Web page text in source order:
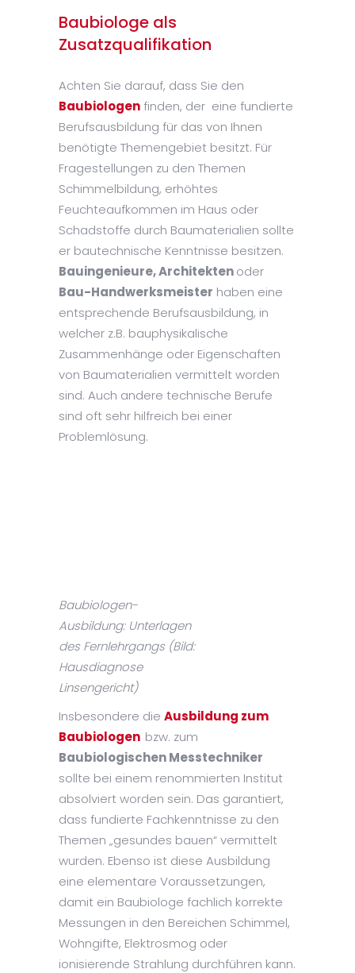
Baubiologe als
Zusatzqualifikation
Achten Sie darauf, dass Sie den
Baubiologenfinden, der eine fundierte
Berufsausbildung für das von Ihnen
benötigte Themengebiet besitzt. Für
Fragestellungen zu den Themen
Schimmelbildung, erhöhtes
Feuchteaufkommen im Haus oder
Schadstoffe durch Baumaterialien sollte
er bautechnische Kenntnisse besitzen.
Bauingenieure, Architektenoder
Bau-Handwerksmeister haben eine
entsprechende Berufsausbildung, in
welcher z.B. bauphysikalische
Zusammenhänge oder Eigenschaften
von Baumaterialien vermittelt worden
sind. Auch andere technische Berufe
sind oft sehr hilfreich bei einer
Problemlösung.
Baubiologen-
Ausbildung: Unterlagen
des Fernlehrgangs (Bild:
Hausdiagnose
Linsengericht)
Insbesondere die Ausbildung zum
Baubiologen bzw. zum
Baubiologischen Messtechniker
sollte bei einem renommierten Institut
absolviert worden sein. Das garantiert,
dass fundierte Fachkenntnisse zu den
Themen „gesundes bauen“ vermittelt
wurden. Ebenso ist diese Ausbildung
eine elementare Voraussetzungen,
damit ein Baubiologe fachlich korrekte
Messungen in den Bereichen Schimmel,
Wohngifte, Elektrosmog oder
ionisierende Strahlung durchführen kann.